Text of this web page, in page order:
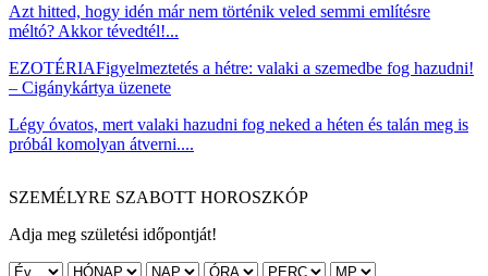
Azt hitted, hogy idén már nem történik veled semmi említésre
méltó? Akkor tévedtél!...
EZOTÉRIAFigyelmeztetés a hétre: valaki a szemedbe fog hazudni!
– Cigánykártya üzenete
Légy óvatos, mert valaki hazudni fog neked a héten és talán meg is
próbál komolyan átverni....
SZEMÉLYRE SZABOTT HOROSZKÓP
Adja meg születési időpontját!